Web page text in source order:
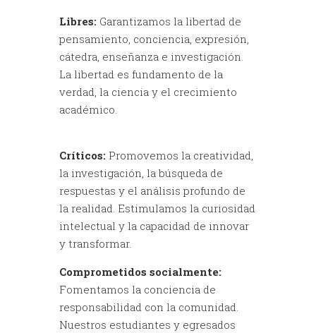
Libres: Garantizamos la libertad de
pensamiento, conciencia, expresión,
cátedra, enseñanza e investigación.
La libertad es fundamento de la
verdad, la ciencia y el crecimiento
académico.
Críticos: Promovemos la creatividad,
la investigación, la búsqueda de
respuestas y el análisis profundo de
la realidad. Estimulamos la curiosidad
intelectual y la capacidad de innovar
y transformar.
Comprometidos socialmente:
Fomentamos la conciencia de
responsabilidad con la comunidad.
Nuestros estudiantes y egresados